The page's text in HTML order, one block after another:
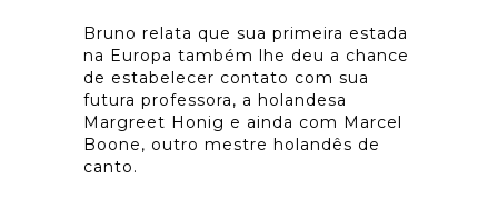
Bruno relata que sua primeira estada
na Europa também lhe deu a chance
de estabelecer contato com sua
futura professora, a holandesa
Margreet Honig e ainda com Marcel
Boone, outro mestre holandês de
canto.